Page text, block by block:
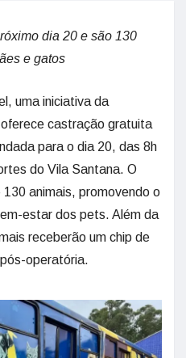
dia 20 e são 130
e gatos
uma iniciativa da
castração gratuita
para o dia 20, das 8h
do Vila Santana. O
animais, promovendo o
estar dos pets. Além da
receberão um chip de
operatória.